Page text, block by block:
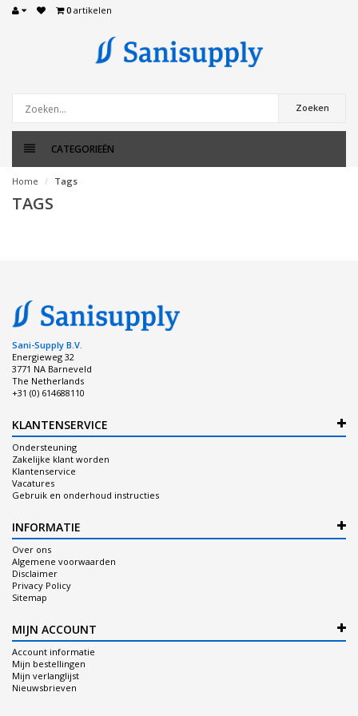
0 artikelen
Zoeken
CATEGORIEËN
Home Tags
TAGS
Sani-Supply B.V.
Energieweg 32
3771 NA Barneveld
The Netherlands
+31 (0) 614688110
KLANTENSERVICE
Ondersteuning
Zakelijke klant worden
Klantenservice
Vacatures
Gebruik en onderhoud instructies
INFORMATIE
Over ons
Algemene voorwaarden
Disclaimer
Privacy Policy
Sitemap
MIJN ACCOUNT
Account informatie
Mijn bestellingen
Mijn verlanglijst
Nieuwsbrieven